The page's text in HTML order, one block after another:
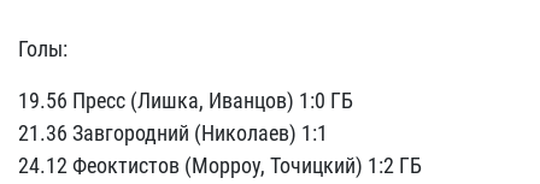
Голы:
19.56 Пресс (Лишка, Иванцов) 1:0 ГБ
21.36 Завгородний (Николаев) 1:1
24.12 Феоктистов (Морроу, Точицкий) 1:2 ГБ